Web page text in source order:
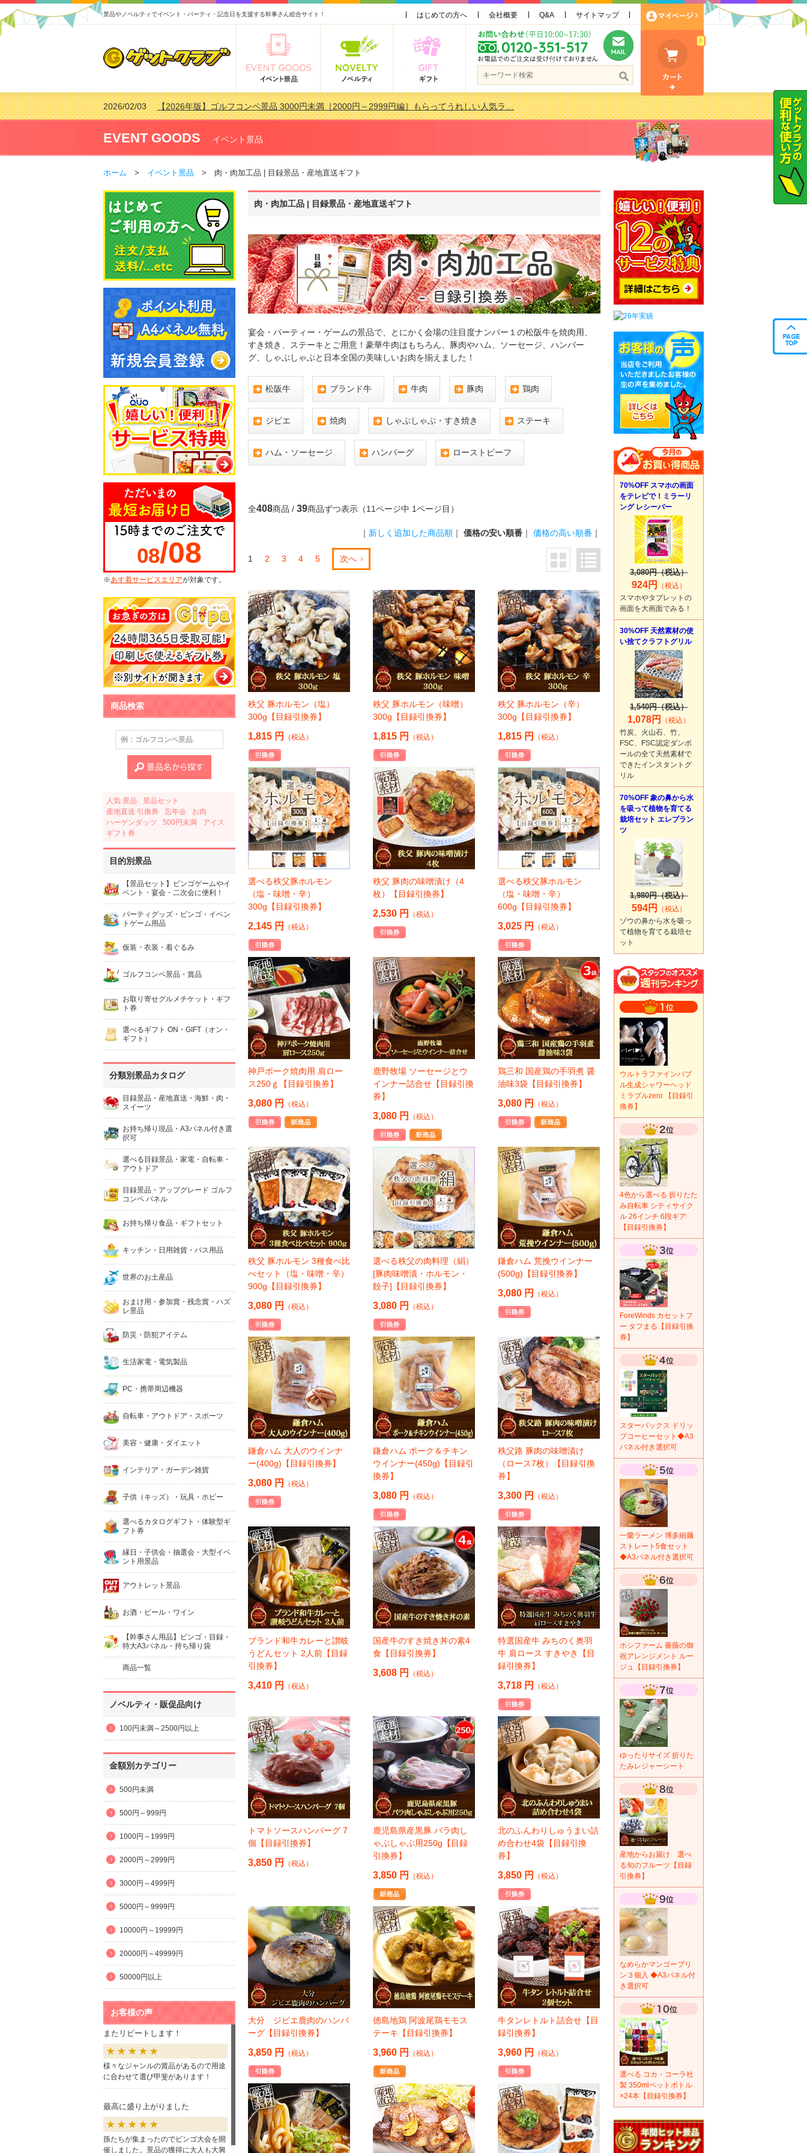
景品やノベルティでイベント・パーティ・記念日を支援する幹事さん総合サイト！ はじめての方へ 会社概要 Q&A サイトマップ
0
2026/02/03【2026年版】ゴルフコンペ景品 3000円未満［2000円～2999円編］もらってうれしい人気ラ…
2026/07/15【2026年版】ビンゴゲーム景品おすすめ金額別人気ランキング 更新しました！
2026/04/03【2026年版】ゴルフコンペ景品 3000円未満［2000円～2999円編］もらってうれしい人気ラ…
2026/02/16【2026年版】結婚式の二次会で貰って嬉しい景品とは？ 更新しました！
EVENT GOODS イベント景品
ホーム > イベント景品 > 肉・肉加工品 | 目録景品・産地直送ギフト
08/08
※あす着サービスエリアが対象です。
商品検索
人気 景品
景品セット
産地直送 引換券
忘年会
お肉
ハーゲンダッツ
500円未満
アイス
ギフト券
目的別景品
【景品セット】ビンゴゲームやイ
ベント・宴会・二次会に便利！
パーティグッズ・ビンゴ・イベン
トゲーム用品
仮装・衣装・着ぐるみ
ゴルフコンペ景品・賞品
お取り寄せグルメチケット・ギフ
ト券
選べるギフト ON・GIFT（オン・
ギフト）
分類別景品カタログ
目録景品・産地直送・海鮮・肉・
スイーツ
お持ち帰り現品・A3パネル付き選
択可
選べる目録景品・家電・自転車・
アウトドア
目録景品・アップグレード ゴルフ
コンペ パネル
お持ち帰り食品・ギフトセット
キッチン・日用雑貨・バス用品
世界のお土産品
おまけ用・参加賞・残念賞・ハズ
レ景品
防災・防犯アイテム
生活家電・電気製品
PC・携帯周辺機器
自転車・アウトドア・スポーツ
美容・健康・ダイエット
インテリア・ガーデン雑貨
子供（キッズ）・玩具・ホビー
選べるカタログギフト・体験型ギ
フト券
縁日・子供会・抽選会・大型イベ
ント用景品
アウトレット景品
お酒・ビール・ワイン
【幹事さん用品】ビンゴ・目録・
特大A3パネル・持ち帰り袋
商品一覧
ノベルティ・販促品向け
100円未満～2500円以上
金額別カテゴリー
500円未満
500円～999円
1000円～1999円
2000円～2999円
3000円～4999円
5000円～9999円
10000円～19999円
20000円～49999円
50000円以上
お客様の声
またリピートします！
様々なジャンルの賞品があるので用途
に合わせて選び甲斐があります！
最高に盛り上がりました
孫たちが集まったのでビンゴ大会を開
催しました。景品の獲得に大人も大興
肉・肉加工品 | 目録景品・産地直送ギフト
宴会・パーティー・ゲームの景品で、とにかく会場の注目度ナンバー１の松阪牛を焼肉用、
すき焼き、ステーキとご用意！豪華牛肉はもちろん、豚肉やハム、ソーセージ、ハンバー
グ、しゃぶしゃぶと日本全国の美味しいお肉を揃えました！
松阪牛 ブランド牛 牛肉 豚肉 鶏肉
ジビエ 焼肉 しゃぶしゃぶ・すき焼き ステーキ
ハム・ソーセージ ハンバーグ ローストビーフ
全408商品 / 39商品ずつ表示（11ページ中 1ページ目）
｜ 新しく追加した商品順 ｜ 価格の安い順番 ｜ 価格の高い順番 ｜
1 2 3 4 5 次へ
秩父 豚ホルモン（塩）
300g【目録引換券】
1,815 円 （税込）
秩父 豚ホルモン（味噌）
300g【目録引換券】
1,815 円 （税込）
秩父 豚ホルモン（辛）
300g【目録引換券】
1,815 円 （税込）
選べる秩父豚ホルモン
（塩・味噌・辛）
300g【目録引換券】
2,145 円 （税込）
秩父 豚肉の味噌漬け（4
枚）【目録引換券】
2,530 円 （税込）
選べる秩父豚ホルモン
（塩・味噌・辛）
600g【目録引換券】
3,025 円 （税込）
神戸ポーク焼肉用 肩ロー
ス250ｇ【目録引換券】
3,080 円 （税込）
鹿野牧場 ソーセージとウ
インナー詰合せ【目録引換
券】
3,080 円 （税込）
鶏三和 国産鶏の手羽煮 醤
油味3袋【目録引換券】
3,080 円 （税込）
秩父 豚ホルモン 3種食べ比
べセット（塩・味噌・辛）
900g【目録引換券】
3,080 円 （税込）
選べる秩父の肉料理（絹）
[豚肉味噌漬・ホルモン・
餃子]【目録引換券】
3,080 円 （税込）
鎌倉ハム 荒挽ウインナー
(500g)【目録引換券】
3,080 円 （税込）
鎌倉ハム 大人のウインナ
ー(400g)【目録引換券】
3,080 円 （税込）
鎌倉ハム ポーク＆チキン
ウインナー(450g)【目録引
換券】
3,080 円 （税込）
秩父路 豚肉の味噌漬け
（ロース7枚）【目録引換
券】
3,300 円 （税込）
ブランド和牛カレーと讃岐
うどんセット 2人前【目録
引換券】
3,410 円 （税込）
国産牛のすき焼き丼の素4
食【目録引換券】
3,608 円 （税込）
特選国産牛 みちのく奥羽
牛 肩ロース すきやき【目
録引換券】
3,718 円 （税込）
トマトソースハンバーグ 7
個【目録引換券】
3,850 円 （税込）
鹿児島県産黒豚 バラ肉し
ゃぶしゃぶ用250g【目録
引換券】
3,850 円 （税込）
北のふんわりしゅうまい詰
め合わせ4袋【目録引換
券】
3,850 円 （税込）
大分 ジビエ鹿肉のハンバ
ーグ【目録引換券】
3,850 円 （税込）
徳島地鶏 阿波尾鶏モモス
テーキ【目録引換券】
3,960 円 （税込）
牛タンレトルト詰合せ【目
録引換券】
3,960 円 （税込）
70%OFF スマホの画面
をテレビで！ミラーリ
ング レシーバー
3,080円（税込）
924円
（税込）
スマホやタブレットの
画面を大画面でみる！
30%OFF 天然素材の使
い捨てクラフトグリル
1,540円（税込）
1,078円
（税込）
竹炭、火山石、竹、
FSC、FSC認定ダンボ
ールの全て天然素材で
できたインスタントグ
リル
70%OFF 象の鼻から水
を吸って植物を育てる
栽培セット エレプラン
ツ
1,980円（税込）
594円
（税込）
ゾウの鼻から水を吸っ
て植物を育てる栽培セ
ット
ウルトラファインバブ
ル生成シャワーヘッド
ミラブルzero 【目録引
換券】
4色から選べる 折りたた
み自転車 シティサイク
ル 26インチ 6段ギア
【目録引換券】
ForeWinds カセットフ
ー タフまる【目録引換
券】
スターバックス ドリッ
プコーヒーセット◆A3
パネル付き選択可
一蘭ラーメン 博多細麺
ストレート5食セット
◆A3パネル付き選択可
ホシファーム 薔薇の御
祝アレンジメント ルー
ジュ【目録引換券】
ゆったりサイズ 折りた
たみレジャーシート
産地からお届け 選べ
る旬のフルーツ【目録
引換券】
なめらかマンゴープリ
ン３個入 ◆A3パネル付
き選択可
選べる コカ・コーラ社
製 350mlペットボトル
×24本【目録引換券】